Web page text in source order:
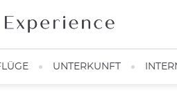
UNTERKUNFT